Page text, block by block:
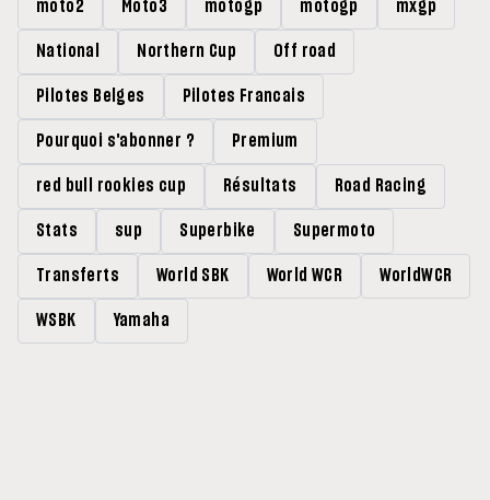
moto2 Moto3 motogp motogp mxgp
National Northern Cup Off road
Pilotes Belges Pilotes Francais
Pourquoi s'abonner ? Premium
red bull rookies cup Résultats Road Racing
Stats sup Superbike Supermoto
Transferts World SBK World WCR WorldWCR
WSBK Yamaha